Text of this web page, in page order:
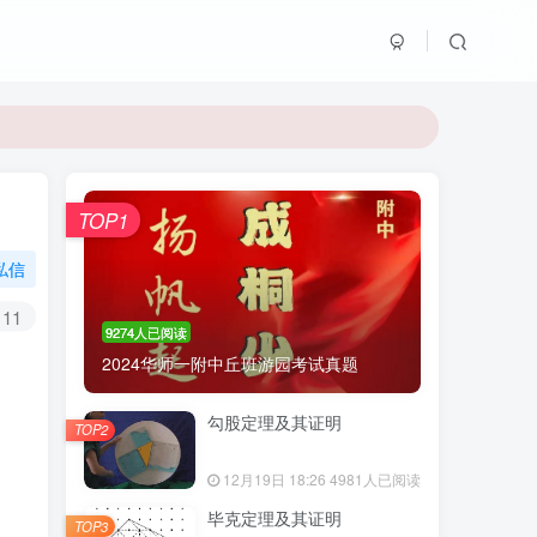
信
11
9274人已阅读
2024华师一附中丘班游园考试真题
TOP1
勾股定理及其证明
12月19日 18:26 4981人已阅读
TOP2
毕克定理及其证明
TOP3